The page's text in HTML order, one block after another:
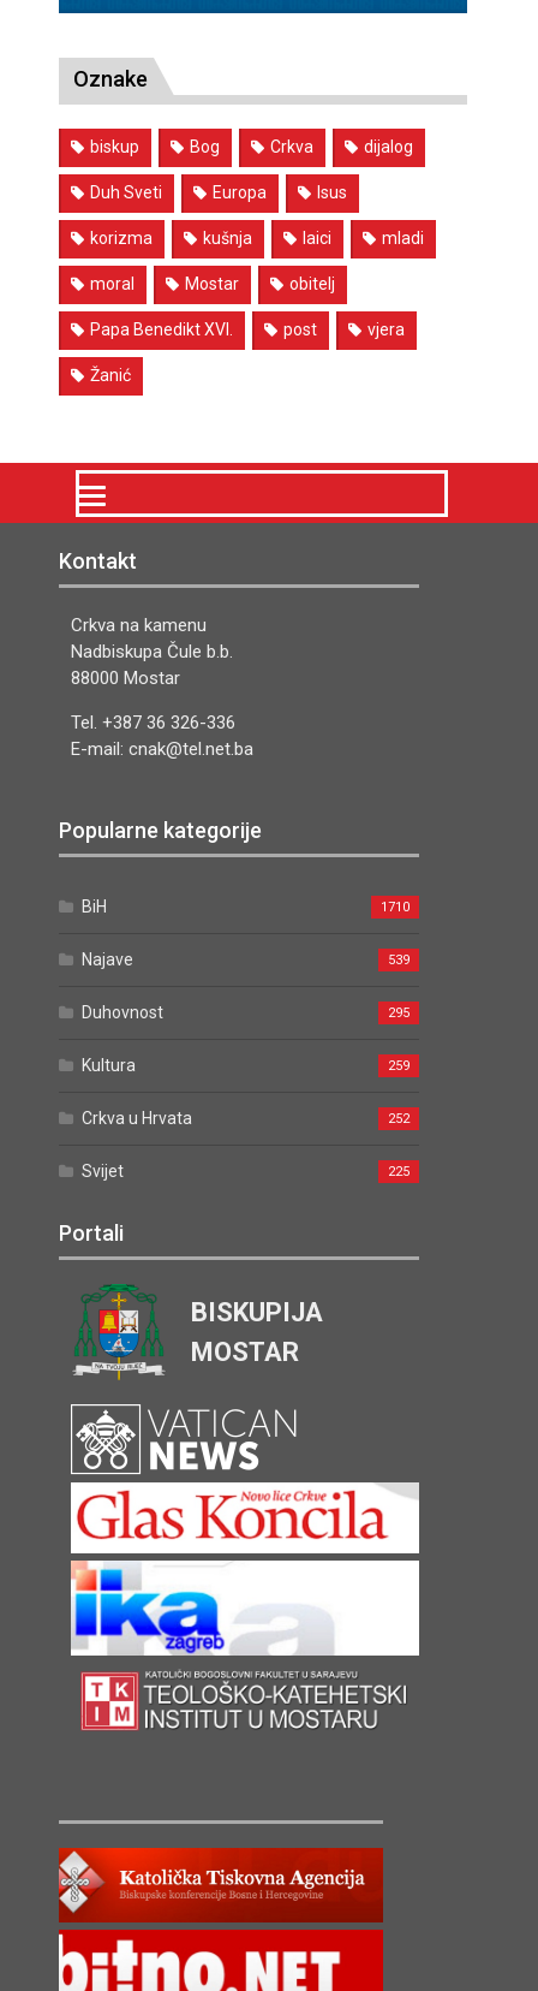
Oznake
biskup Bog Crkva dijalog
Duh Sveti Europa Isus
korizma kušnja laici mladi
moral Mostar obitelj
Papa Benedikt XVI. post vjera
Žanić
Kontakt
Crkva na kamenu
Nadbiskupa Čule b.b.
88000 Mostar
Tel. +387 36 326-336
E-mail: cnak@tel.net.ba
Popularne kategorije
BiH 1710
Najave 539
Duhovnost 295
Kultura 259
Crkva u Hrvata 252
Svijet 225
Portali
BISKUPIJA
MOSTAR